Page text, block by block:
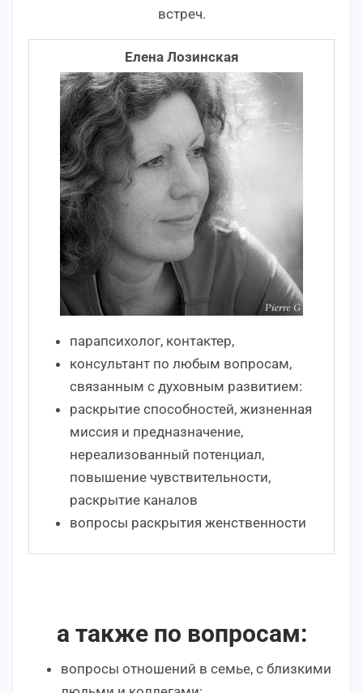
встреч.
Елена Лозинская
парапсихолог, контактер,
консультант по любым вопросам,
связанным с духовным развитием:
раскрытие способностей, жизненная
миссия и предназначение,
нереализованный потенциал,
повышение чувствительности,
раскрытие каналов
вопросы раскрытия женственности
а также по вопросам:
вопросы отношений в семье, с близкими